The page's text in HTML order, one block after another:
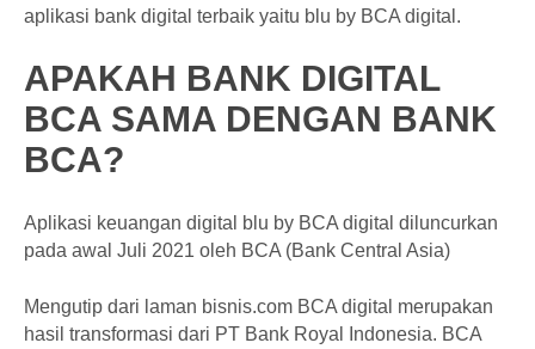
aplikasi bank digital terbaik yaitu blu by BCA digital.
APAKAH BANK DIGITAL
BCA SAMA DENGAN BANK
BCA?
Aplikasi keuangan digital blu by BCA digital diluncurkan
pada awal Juli 2021 oleh BCA (Bank Central Asia)
Mengutip dari laman bisnis.com BCA digital merupakan
hasil transformasi dari PT Bank Royal Indonesia. BCA